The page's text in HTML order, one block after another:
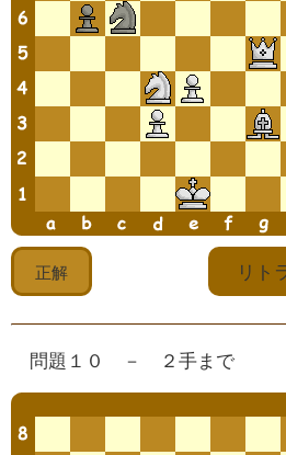
問題１０ － ２手まで